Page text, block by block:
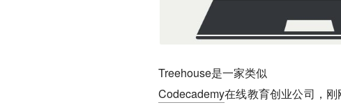
Treehouse是一家类似
Codecademy在线教育创业公司，